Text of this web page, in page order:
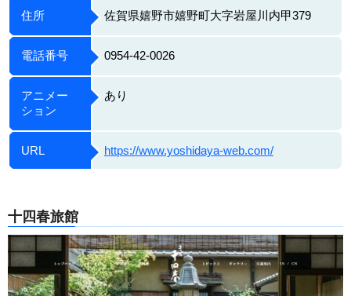
住所 佐賀県嬉野市嬉野町大字岩屋川内甲379
電話番号 0954-42-0026
アニメー
ション
あり
URL https://www.yoshidaya-web.com/
十四春旅館